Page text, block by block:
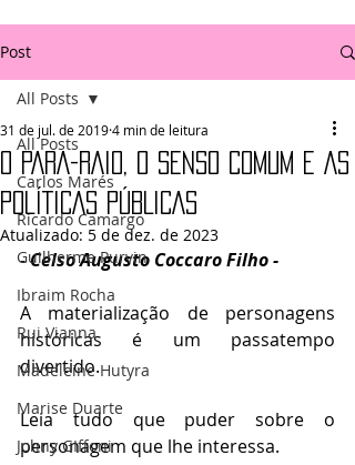
Post
All Posts
Carlos Marés
Ricardo Camargo
Guilherme Purvin
Ibraim Rocha
Rui Vianna
Madeleine Hutyra
Marise Duarte
Johny GIffoni
All Posts
O PARA-RAIO, O SENSO COMUM E AS
POLÍTICAS PÚBLICAS
31 de jul. de 20194 min de leitura
Atualizado: 5 de dez. de 2023
- Celso Augusto Coccaro Filho -
A materialização de personagens
históricas é um passatempo
divertido.
Leia tudo que puder sobre o
personagem que lhe interessa.